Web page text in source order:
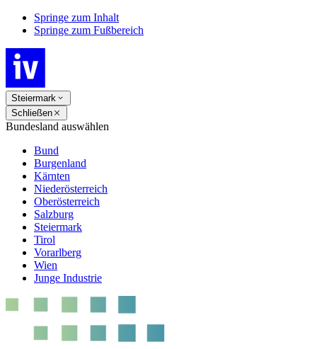
Springe zum Inhalt
Springe zum Fußbereich
Steiermark
Schließen
Bundesland auswählen
Bund
Burgenland
Kärnten
Niederösterreich
Oberösterreich
Salzburg
Steiermark
Tirol
Vorarlberg
Wien
Junge Industrie